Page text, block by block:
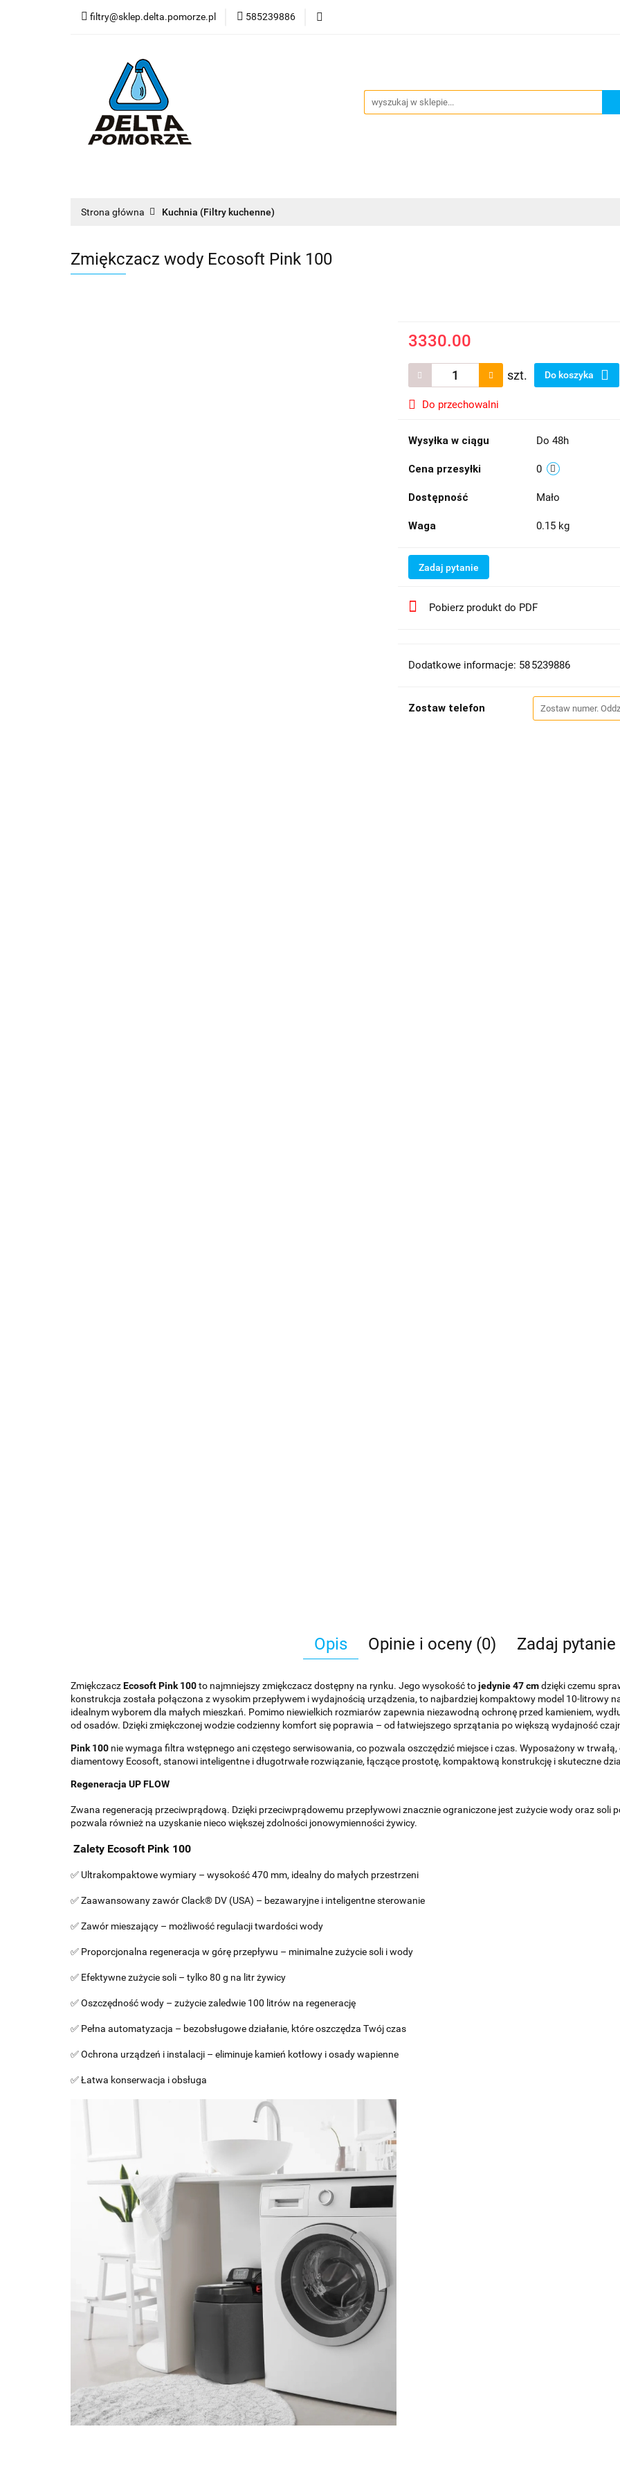
filtry@sklep.delta.pomorze.pl 585239886
Nowości Blog Zobacz
Strona główna Kuchnia (Filtry kuchenne)
Zmiękczacz wody Ecosoft Pink 100
3330.00
szt. Do koszyka
Do przechowalni
Wysyłka w ciągu Do 48h
Cena przesyłki 0
Dostępność Mało
Waga 0.15 kg
Zadaj pytanie
Pobierz produkt do PDF
Dodatkowe informacje: 58 5239886
Zostaw telefon
Opis Opinie i oceny (0) Zadaj pytanie
ZmiękczaczEcosoft Pink 100to najmniejszy zmiękczacz dostępny na rynku. Jego wysokość tojedynie 47 cmdzięki czemu
konstrukcja została połączona z wysokim przepływem i wydajnością urządzenia, to najbardziej kompaktowy model 10-litrowy
idealnym wyborem dla małych mieszkań. Pomimo niewielkich rozmiarów zapewnia niezawodną ochronę przed kamieniem,
od osadów. Dzięki zmiękczonej wodzie codzienny komfort się poprawia – od łatwiejszego sprzątania po większą wydajność
Pink 100 nie wymaga filtra wstępnego ani częstego serwisowania, co pozwala oszczędzić miejsce i czas. Wyposażony w
diamentowy Ecosoft, stanowi inteligentne i długotrwałe rozwiązanie, łączące prostotę, kompaktową konstrukcję i skuteczne
Regeneracja UP FLOW
Zwana regeneracją przeciwprądową. Dzięki przeciwprądowemu przepływowi znacznie ograniczone jest zużycie wody oraz soli
pozwala również na uzyskanie nieco większej zdolności jonowymienności żywicy.
Zalety Ecosoft Pink 100
✅ Ultrakompaktowe wymiary – wysokość 470 mm, idealny do małych przestrzeni
✅ Zaawansowany zawór Clack® DV (USA) – bezawaryjne i inteligentne sterowanie
✅ Zawór mieszający – możliwość regulacji twardości wody
✅ Proporcjonalna regeneracja w górę przepływu – minimalne zużycie soli i wody
✅ Efektywne zużycie soli – tylko 80 g na litr żywicy
✅ Oszczędność wody – zużycie zaledwie 100 litrów na regenerację
✅ Pełna automatyzacja – bezobsługowe działanie, które oszczędza Twój czas
✅ Ochrona urządzeń i instalacji – eliminuje kamień kotłowy i osady wapienne
✅ Łatwa konserwacja i obsługa